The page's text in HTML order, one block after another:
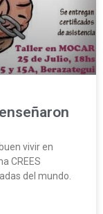
vivir en
CREES
del mundo.